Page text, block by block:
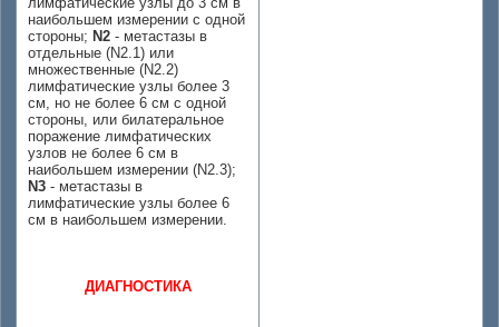
наибольшем измерении с одной
стороны; N2 - метастазы в
отдельные (N2.1) или
множественные (N2.2)
лимфатические узлы более 3
см, но не более 6 см с одной
стороны, или билатеральное
поражение лимфатических
узлов не более 6 см в
наибольшем измерении (N2.3);
N3 - метастазы в
лимфатические узлы более 6
см в наибольшем измерении.
ДИАГНОСТИКА